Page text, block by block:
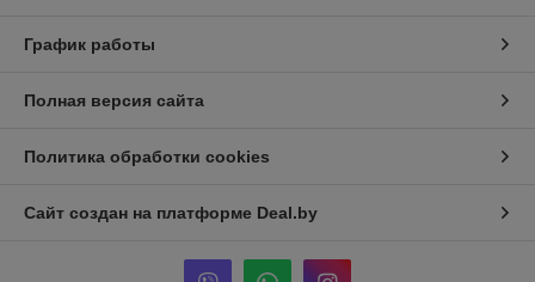
График работы
Полная версия сайта
Политика обработки cookies
Сайт создан на платформе Deal.by